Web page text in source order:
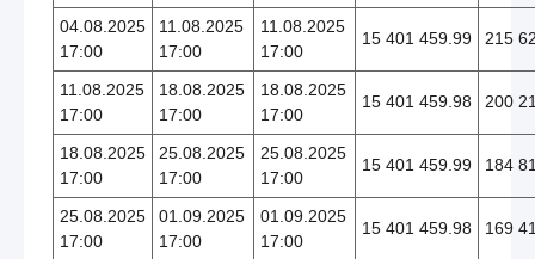
04.08.2025
17:00
11.08.2025
17:00
11.08.2025
17:00
15 401 459.99 215
11.08.2025
17:00
18.08.2025
17:00
18.08.2025
17:00
15 401 459.98 200
18.08.2025
17:00
25.08.2025
17:00
25.08.2025
17:00
15 401 459.99 184
25.08.2025
17:00
01.09.2025
17:00
01.09.2025
17:00
15 401 459.98 169